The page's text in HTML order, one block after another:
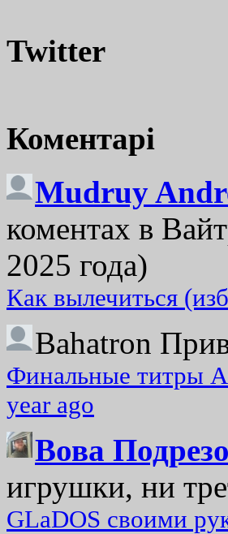
Twitter
Коментарі
Mudruy
коментах в
2025 года)
Как вылечиться
Bahatron
Финальные титры
year ago
Вова
игрушки, ни
GLaDOS своими